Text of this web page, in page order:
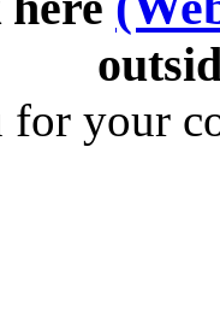
for your